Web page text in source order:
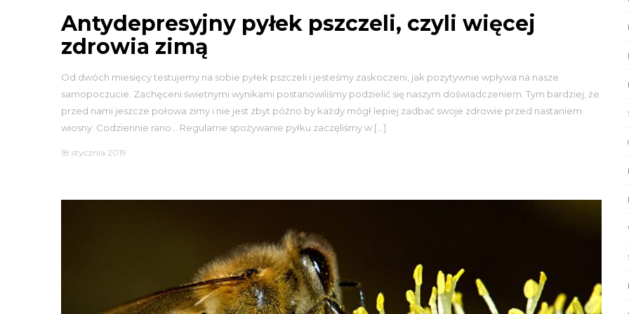
Antydepresyjny pyłek pszczeli, czyli więcej
zdrowia zimą
Od dwóch miesięcy testujemy na sobie pyłek pszczeli i jesteśmy zaskoczeni, jak pozytywnie wpływa na nasze
samopoczucie. Zachęceni świetnymi wynikami postanowiliśmy podzielić się naszym doświadczeniem. Tym bardziej, że
przed nami jeszcze połowa zimy i nie jest zbyt późno by każdy mógł lepiej zadbać swoje zdrowie przed nastaniem
wiosny. Codziennie rano… Regularne spożywanie pyłku zaczęliśmy w […]
18 stycznia 2019